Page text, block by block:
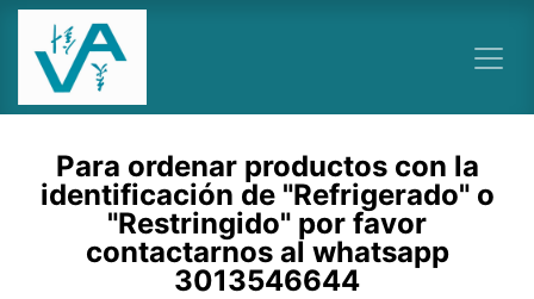
Ir al contenido
Para ordenar productos con la
identificación de "Refrigerado" o
"Restringido" por favor
contactarnos al whatsapp
3013546644